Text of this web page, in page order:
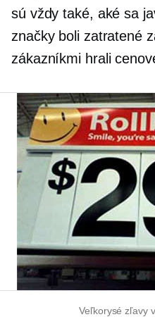
sú vždy také, aké sa
značky boli zatratené
zákazníkmi hrali
Veľkorysé zľavy